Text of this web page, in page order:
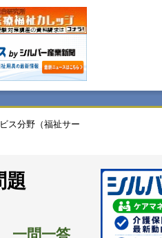
ス分野（福祉サー
題
一問一答